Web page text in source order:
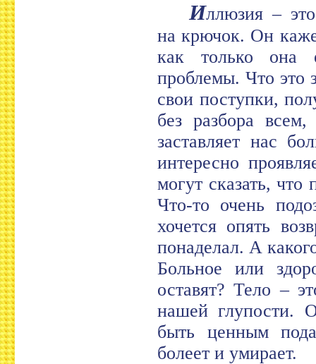
Иллюзия –
на крючок. Он
как только она
проблемы. Что это
свои поступки,
без разбора
заставляет нас
интересно
могут сказать,
Что-то очень
хочется опять
понаделал. А
Больное или
оставят? Тело –
нашей глупости.
быть ценным
болеет и умирает.